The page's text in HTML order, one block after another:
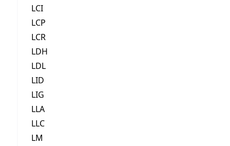
LCI
LCP
LCR
LDH
LDL
LID
LIG
LLA
LLC
LM